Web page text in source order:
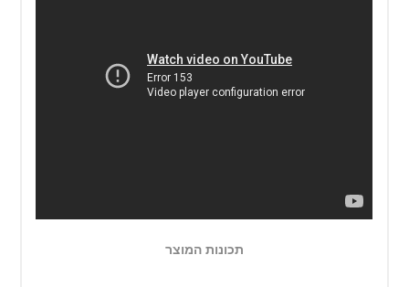
תכונות המוצר